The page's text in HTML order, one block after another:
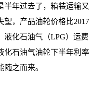
半年过去了，箱装运输又
望，产品油轮价格比2017
液化石油气（LPG）运费
化石油气油轮下半年利率
之而来。